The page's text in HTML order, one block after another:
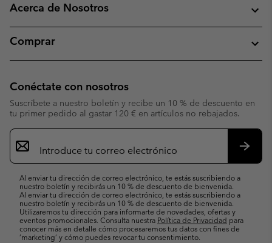
Acerca de Nosotros
Comprar
Conéctate con nosotros
Suscríbete a nuestro boletín y recibe un 10 % de descuento en
tu primer pedido al gastar 120 € en artículos no rebajados.
Suscripción
de
correo
Al enviar tu dirección de correo electrónico, te estás suscribiendo a
nuestro boletín y recibirás un 10 % de descuento de bienvenida.
Al enviar tu dirección de correo electrónico, te estás suscribiendo a
nuestro boletín y recibirás un 10 % de descuento de bienvenida.
Utilizaremos tu dirección para informarte de novedades, ofertas y
eventos promocionales. Consulta nuestra Política de Privacidad para
conocer más en detalle cómo procesaremos tus datos con fines de
’marketing’ y cómo puedes revocar tu consentimiento.